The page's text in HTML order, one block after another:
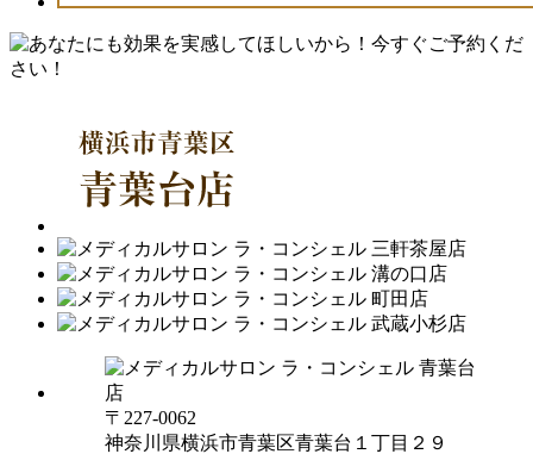
〒227-0062
神奈川県横浜市青葉区青葉台１丁目２９